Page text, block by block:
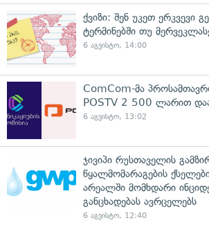
ქვიზი: შენ უკეთ ერკვევი
ტერმინებში თუ
6 აგვისტო, 14:00
ComCom-მა
POSTV 2 500 ლარით
6 აგვისტო, 13:02
ჯივიპი რუსთაველის
წყალმომარაგების
არეალში მომხდარი
განცხადებას ავრცელებს
6 აგვისტო, 12:40